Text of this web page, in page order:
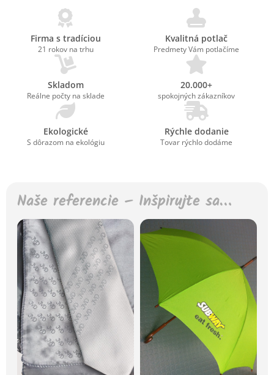
Firma s tradíciou
21 rokov na trhu
Kvalitná potlač
Predmety Vám potlačíme
Skladom
Reálne počty na sklade
20.000+
spokojných zákazníkov
Ekologické
S dôrazom na ekológiu
Rýchle dodanie
Tovar rýchlo dodáme
Naše referencie – Inšpirujte sa…